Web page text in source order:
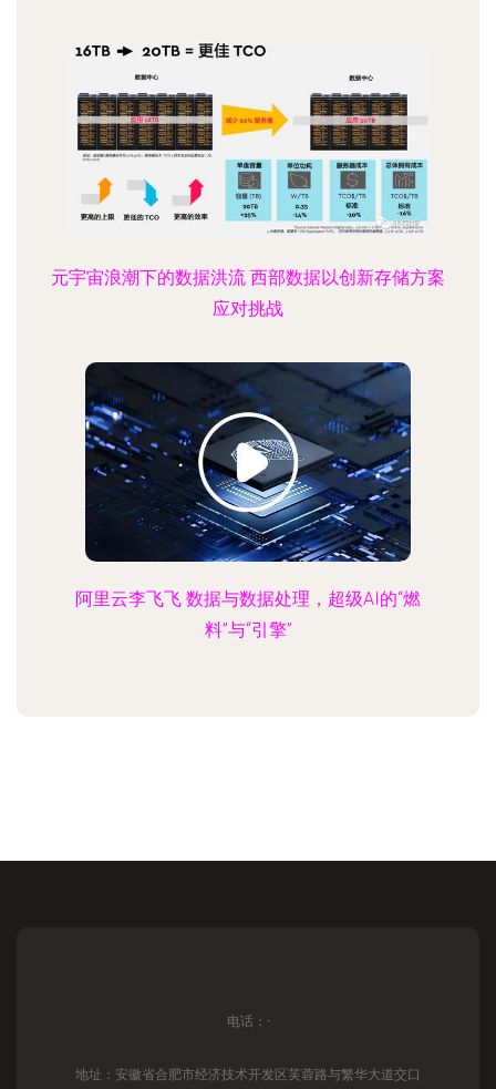
元宇宙浪潮下的数据洪流 西部数据以创新存储方案
应对挑战
阿里云李飞飞 数据与数据处理，超级AI的“燃
料”与“引擎”
电话：-
地址：安徽省合肥市经济技术开发区芙蓉路与繁华大道交口